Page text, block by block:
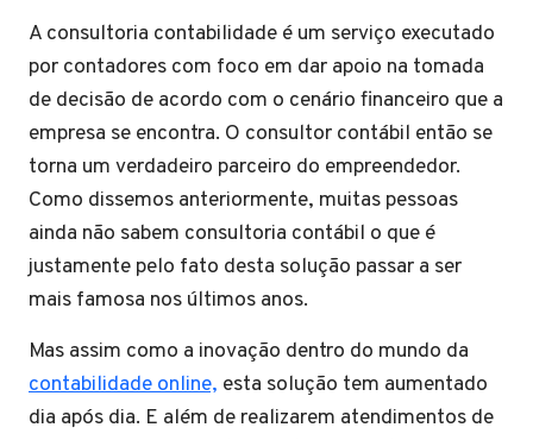
A consultoria contabilidade é um serviço executado
por contadores com foco em dar apoio na tomada
de decisão de acordo com o cenário financeiro que a
empresa se encontra. O consultor contábil então se
torna um verdadeiro parceiro do empreendedor.
Como dissemos anteriormente, muitas pessoas
ainda não sabem consultoria contábil o que é
justamente pelo fato desta solução passar a ser
mais famosa nos últimos anos.
Mas assim como a inovação dentro do mundo da
contabilidade online, esta solução tem aumentado
dia após dia. E além de realizarem atendimentos de